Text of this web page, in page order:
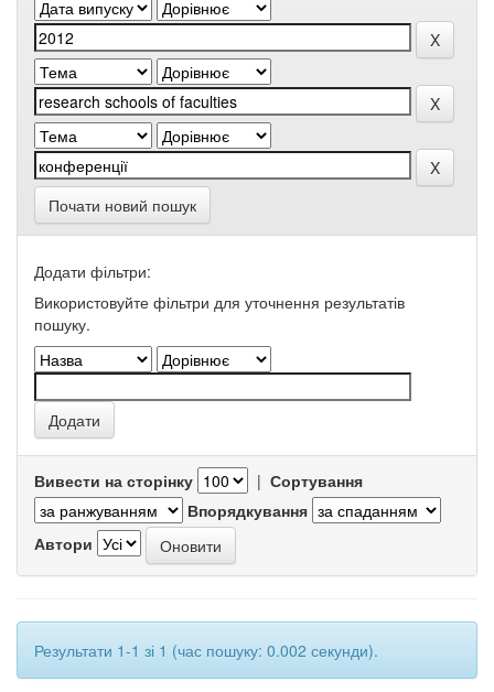
Почати новий пошук
Додати фільтри:
Використовуйте фільтри для уточнення результатів
пошуку.
Вивести на сторінку | Сортування
Впорядкування
Автори
Результати 1-1 зі 1 (час пошуку: 0.002 секунди).